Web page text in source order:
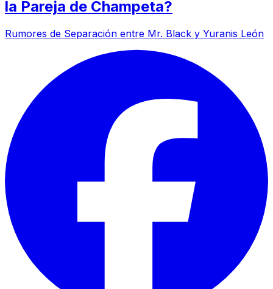
la Pareja de Champeta?
Rumores de Separación entre Mr. Black y Yuranis León